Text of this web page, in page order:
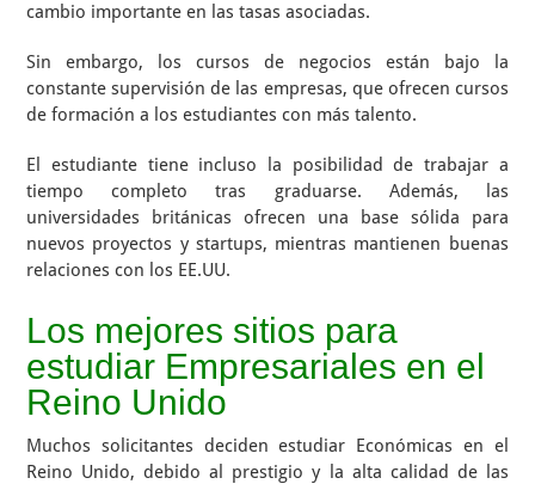
cambio importante en las tasas asociadas.
Sin embargo, los cursos de negocios están bajo la
constante supervisión de las empresas, que ofrecen cursos
de formación a los estudiantes con más talento.
El estudiante tiene incluso la posibilidad de trabajar a
tiempo completo tras graduarse. Además, las
universidades británicas ofrecen una base sólida para
nuevos proyectos y startups, mientras mantienen buenas
relaciones con los EE.UU.
Los mejores sitios para
estudiar Empresariales en el
Reino Unido
Muchos solicitantes deciden estudiar Económicas en el
Reino Unido, debido al prestigio y la alta calidad de las